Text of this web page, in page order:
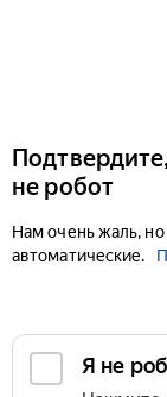
не робот
Нам очень жаль,
автоматические.